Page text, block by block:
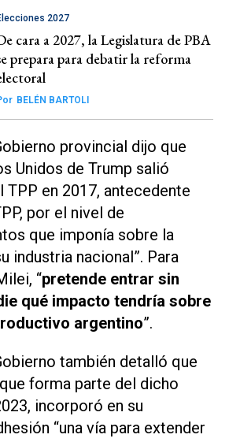
2027
cara a 2027, la Legislatura de PBA
prepara para debatir la reforma
BELÉN BARTOLI
provincial dijo que
Unidos de Trump salió
TPP en 2017, antecedente
por el nivel de
que imponía sobre la
industria nacional”. Para
“pretende entrar sin
qué impacto tendría sobre
argentino”.
también detalló que
forma parte del dicho
incorporó en su
“una vía para extender